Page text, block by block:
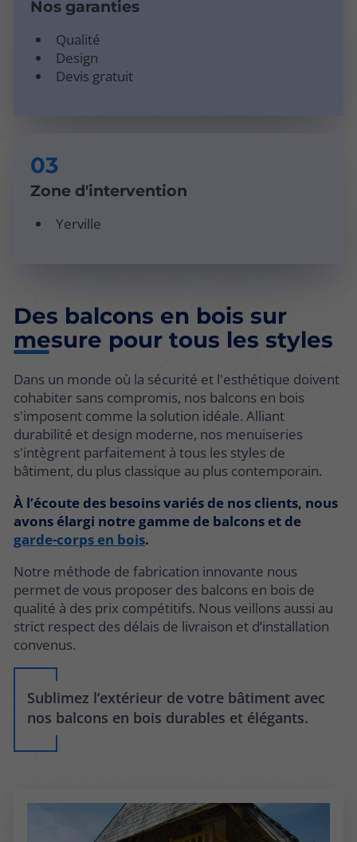
Nos garanties
Qualité
Design
Devis gratuit
Zone d'intervention
Yerville
Des balcons en bois sur
mesure pour tous les styles
Dans un monde où la sécurité et l'esthétique doivent
cohabiter sans compromis, nos balcons en bois
s'imposent comme la solution idéale. Alliant
durabilité et design moderne, nos menuiseries
s'intègrent parfaitement à tous les styles de
bâtiment, du plus classique au plus contemporain.
À l’écoute des besoins variés de nos clients, nous
avons élargi notre gamme de balcons et de
garde-corps en bois.
Notre méthode de fabrication innovante nous
permet de vous proposer des balcons en bois de
qualité à des prix compétitifs. Nous veillons aussi au
strict respect des délais de livraison et d’installation
convenus.
Sublimez l’extérieur de votre bâtiment avec
nos balcons en bois durables et élégants.